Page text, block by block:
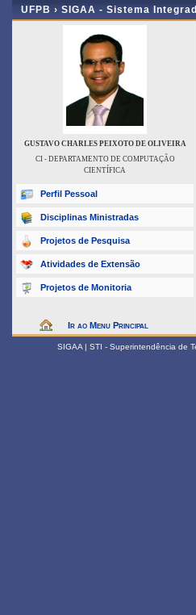
UFPB › SIGAA - Sistema
GUSTAVO CHARLES PEIXOTO DE OLIVEIRA
CI - DEPARTAMENTO DE COMPUTAÇÃO
CIENTÍFICA
Perfil Pessoal
Disciplinas Ministradas
Projetos de Pesquisa
Atividades de Extensão
Projetos de Monitoria
Ir ao Menu Principal
SIGAA | STI - Superintendência de